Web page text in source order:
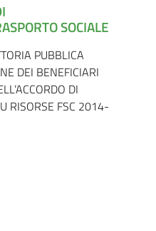
SOCIALE
PUBBLICA
DEI BENEFICIARI
DI
RISORSE FSC 2014-